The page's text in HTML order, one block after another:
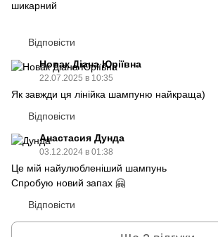
шикарний
Відповісти
Новак Діана Юріївна
22.07.2025 в 10:35
Як завжди ця лінійка шампуню найкраща)
Відповісти
Анастасия Дунда
03.12.2024 в 01:38
Це мій найулюбленіший шампунь
Спробую новий запах 🤗
Відповісти